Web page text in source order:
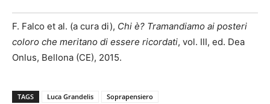
F. Falco et al. (a cura di), Chi è? Tramandiamo ai posteri
coloro che meritano di essere ricordati, vol. III, ed. Dea
Onlus, Bellona (CE), 2015.
TAGS Luca Grandelis Soprapensiero